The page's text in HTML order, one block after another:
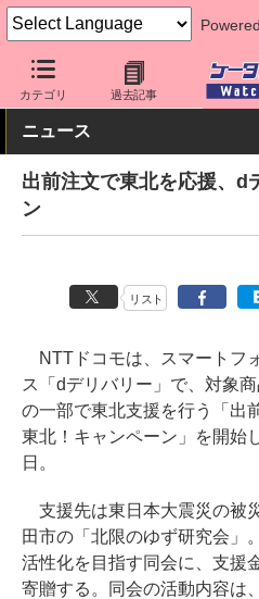
カテゴリ 過去記事
ケータイ Watch キャリア ドコ
ニュース
出前注文で東北を応援、d
ン
リスト
NTTドコモは、スマートフ
ス「dデリバリー」で、対象
の一部で東北支援を行う「出
東北！キャンペーン」を開始
日。
支援先は東日本大震災の被
田市の「北限のゆず研究会」
活性化を目指す同会に、支援
寄贈する。同会の活動内容は